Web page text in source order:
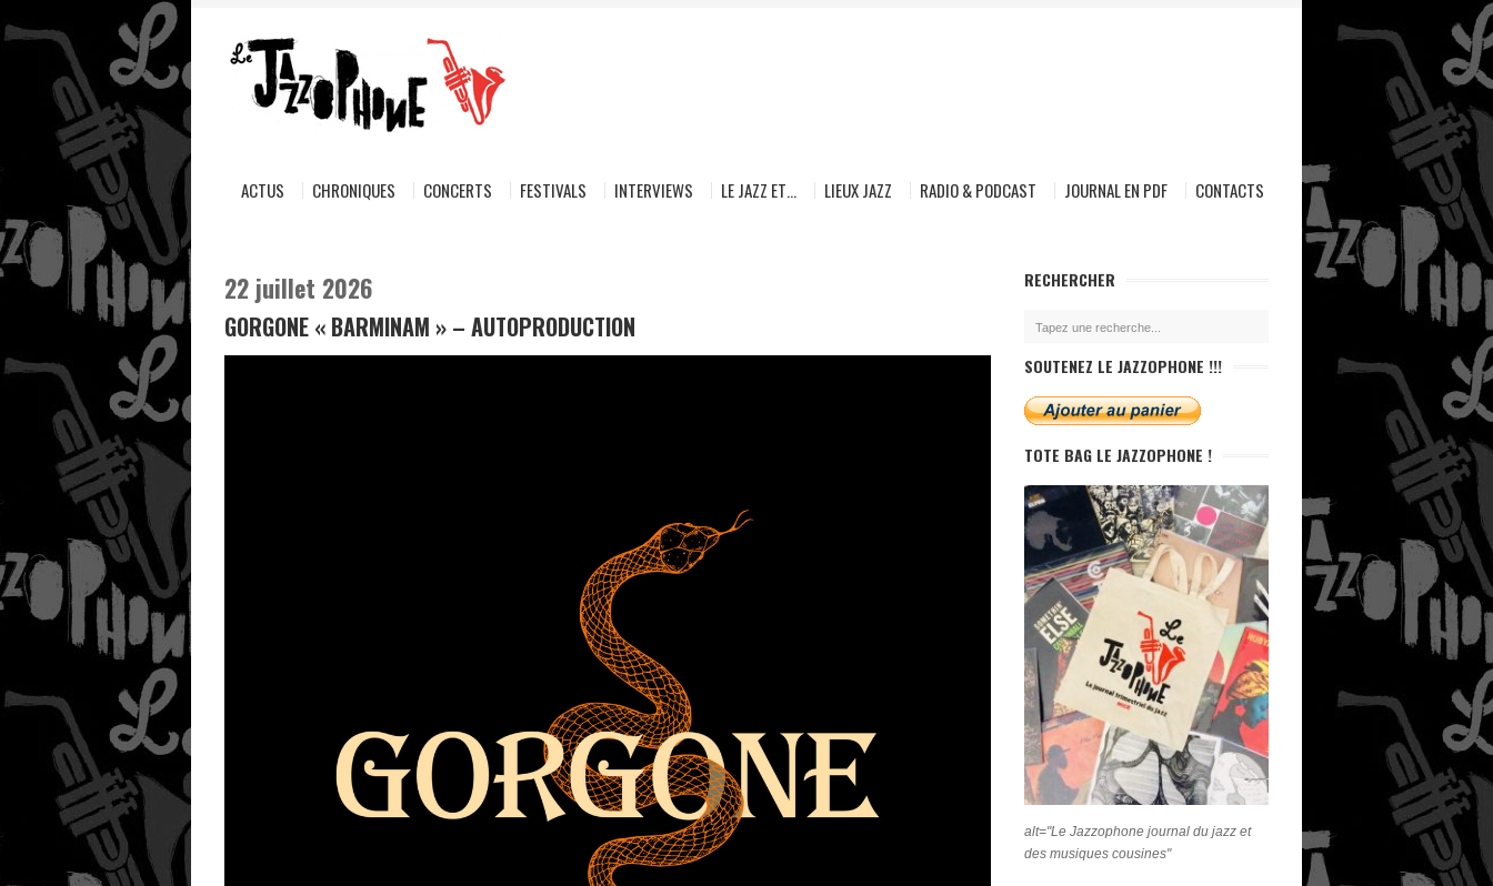
ACTUS CHRONIQUES CONCERTS FESTIVALS INTERVIEWS LE JAZZ ET… LIEUX JAZZ RADIO & PODCAST JOURNAL EN PDF CONTACTS
22 juillet 2026
GORGONE « BARMINAM » – AUTOPRODUCTION
RECHERCHER
SOUTENEZ LE JAZZOPHONE !!!
TOTE BAG LE JAZZOPHONE !
alt="Le Jazzophone journal du jazz et
des musiques cousines"